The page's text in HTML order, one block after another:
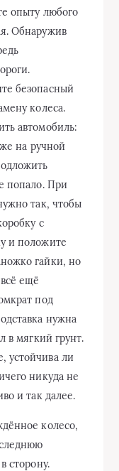
опыту любого
Обнаружив
безопасный
колеса.
автомобиль:
на ручной
попало. При
так, чтобы
с
и положите
гайки, но
ещё
под
нужна
в мягкий грунт.
устойчива ли
никуда не
и так далее.
колесо,
сторону.